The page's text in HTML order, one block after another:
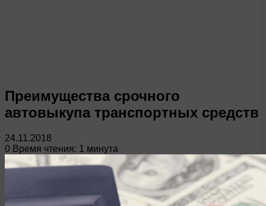
Преимущества срочного
автовыкупа транспортных средств
24.11.2018
0 Время чтения: 1 минута